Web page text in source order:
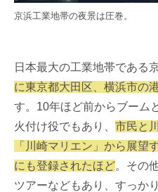
京浜工業地帯の夜景は圧巻。
日本最大の工業地帯である
に東京都大田区、横浜市の
す。10年ほど前からブーム
火付け役でもあり、 市民と
「川崎マリエン」から展望
にも登録されたほど。その
ツアーなどもあり、すっか